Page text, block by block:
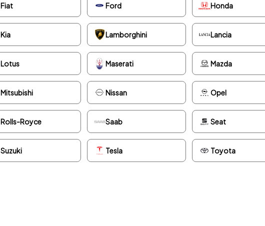
Fiat Ford Honda
Kia Lamborghini Lancia
Lotus Maserati Mazda
Mitsubishi Nissan Opel
Rolls-Royce Saab Seat
Suzuki Tesla Toyota